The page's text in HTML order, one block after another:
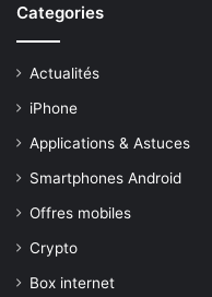
Categories
Actualités
iPhone
Applications & Astuces
Smartphones Android
Offres mobiles
Crypto
Box internet